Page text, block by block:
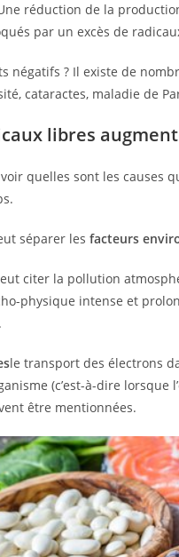
réduction de la
par un excès de
négatifs ? Il existe de
cataractes, maladie de
libres
quelles sont les causes
séparer les facteurs
citer la pollution
physique intense et
le transport des électrons
(c’est-à-dire
être mentionnées.